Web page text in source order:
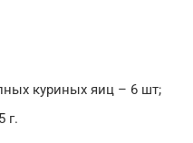
куриных яиц – 6 шт;
г.